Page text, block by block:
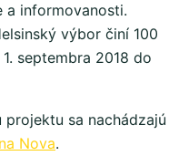
a informovanosti.
výbor činí 100
septembra 2018 do
sa nachádzajú
Nova.